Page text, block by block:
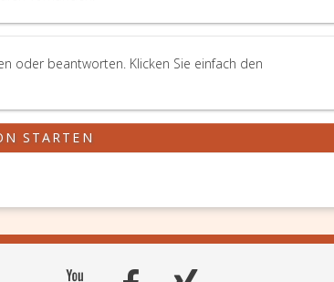
oder beantworten. Klicken Sie einfach den
STARTEN